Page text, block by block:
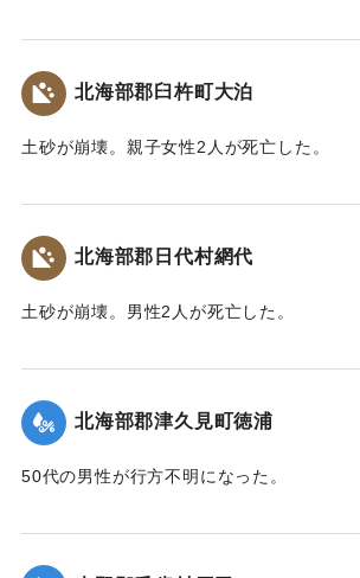
｜固有コード:
北海部郡臼杵町大泊
土砂が崩壊。親子女性2人が死亡した。
｜固有コード: 00481037
北海部郡日代村網代
土砂が崩壊。男性2人が死亡した。
｜固有コード: 00481038
北海部郡津久見町徳浦
50代の男性が行方不明になった。
｜固有コード:00481039